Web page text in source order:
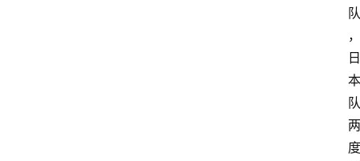
队
，
日
本
队
两
度